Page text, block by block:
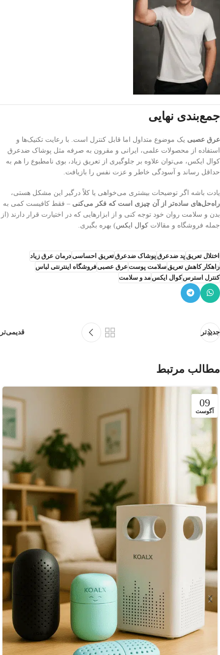
جمع‌بندی نهایی
عرق عصبی یک موضوع متداول اما قابل کنترل است. با رعایت تکنیک‌ها و
استفاده از محصولات علمی، ایرانی و مقرون به صرفه مثل پوشاک ضدعرق
کوال ایکس، می‌توان علاوه بر جلوگیری از تعریق زیاد، بوی نامطبوع را هم به
حداقل رساند و آسودگی خاطر و عزت نفس را بازیافت.
یادت باشه اگر توضیحات بیشتری می‌خواهی یا کلاً درگیر این مشکل هستی،
راه‌حل‌های ساده‌تر از آن چیزی است که فکر می‌کنی – فقط کافیست کمی به
بدن و سلامت روان خود توجه کنی و از ابزارهایی که در اختیارت قرار دارند (از
جمله فروشگاه و مقالات کوال ایکس) بهره بگیری.
اختلال تعریقپد ضدعرقپوشاک ضدعرقتعریق احساسیدرمان عرق زیاد
راهکار کاهش تعریقسلامت پوستعرق عصبیفروشگاه اینترنتی لباس
کنترل استرس کوال ایکس مد و سلامت
جدیدتر قدیمی‌تر
مطالب مرتبط
09
آگوست